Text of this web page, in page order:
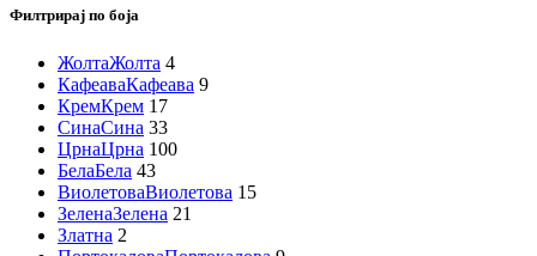
Филтрирај по боја
ЖолтаЖолта 4
КафеаваКафеава 9
КремКрем 17
СинаСина 33
ЦрнаЦрна 100
БелаБела 43
ВиолетоваВиолетова 15
ЗеленаЗелена 21
Златна 2